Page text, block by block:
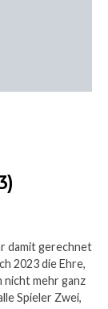
damit gerechnet
2023 die Ehre,
nicht mehr ganz
Spieler Zwei,